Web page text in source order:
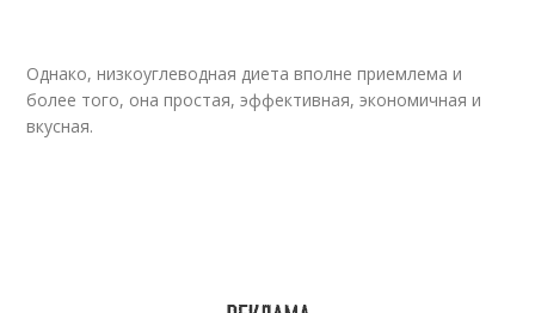
Однако, низкоуглеводная диета вполне приемлема и
более того, она простая, эффективная, экономичная и
вкусная.